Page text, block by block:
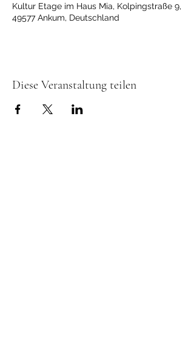
Kultur Etage im Haus Mia, Kolpingstraße 9,
49577 Ankum, Deutschland
Diese Veranstaltung teilen